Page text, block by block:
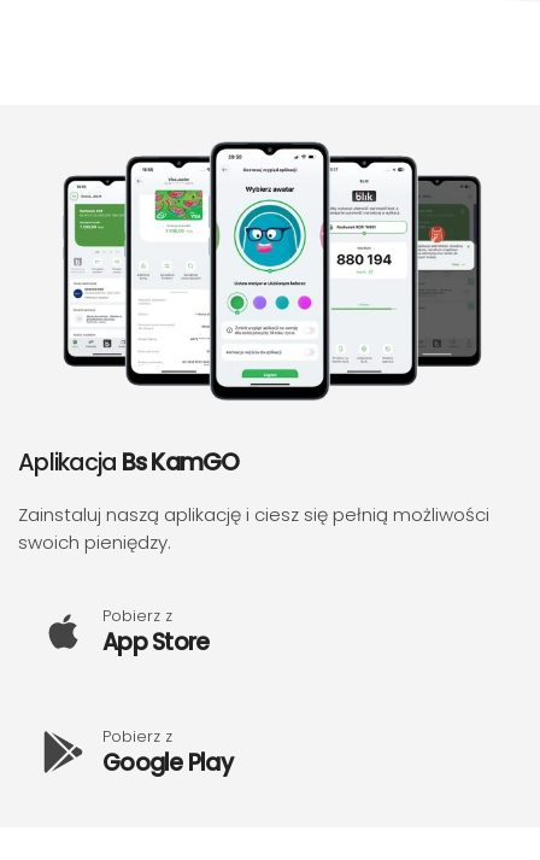
Aplikacja Bs KamGO
Zainstaluj naszą aplikację i ciesz się pełnią możliwości
swoich pieniędzy.
Pobierz z
App Store
Pobierz z
Google Play